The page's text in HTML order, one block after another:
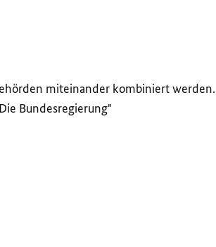
miteinander kombiniert
Bundesregierung"